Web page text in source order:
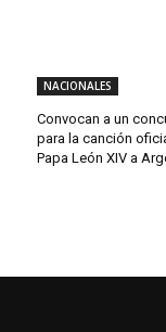
NACIONALES
Convocan a un
para la canción
Papa León XIV a